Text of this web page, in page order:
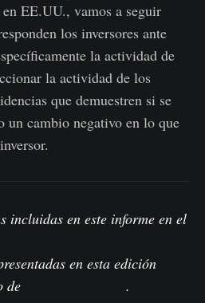
EE.UU., vamos a seguir
los inversores ante
la actividad de
la actividad de los
que demuestren si se
un cambio negativo en lo que
incluidas en este informe en el
en esta edición
de
.